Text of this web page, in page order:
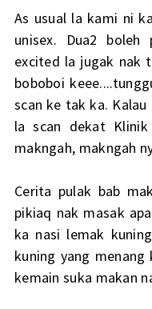
As usual la kami ni
unisex. Dua2 boleh
excited la jugak nak
boboboi
scan ke tak ka.
la scan dekat
makngah, makngah
Cerita pulak bab
pikiaq nak masak
ka nasi lemak
kuning yang
kemain suka makan